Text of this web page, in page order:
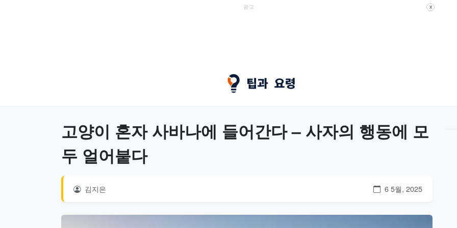
광고 X
고양이 혼자 사바나에 들어간다 – 사자의 행동에 모
두 얼어붙다
김지은 6 5월, 2025